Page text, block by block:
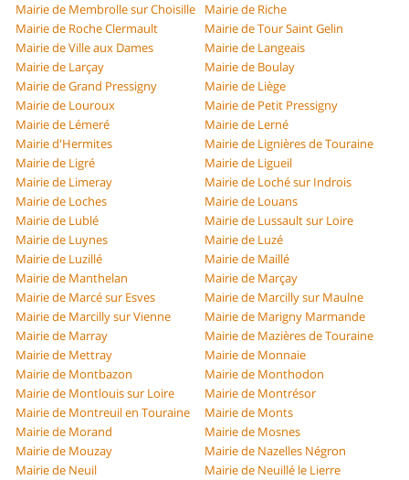
Mairie de Membrolle sur Choisille
Mairie de Riche
Mairie de Roche Clermault
Mairie de Tour Saint Gelin
Mairie de Ville aux Dames
Mairie de Langeais
Mairie de Larçay
Mairie de Boulay
Mairie de Grand Pressigny
Mairie de Liège
Mairie de Louroux
Mairie de Petit Pressigny
Mairie de Lémeré
Mairie de Lerné
Mairie d'Hermites
Mairie de Lignières de Touraine
Mairie de Ligré
Mairie de Ligueil
Mairie de Limeray
Mairie de Loché sur Indrois
Mairie de Loches
Mairie de Louans
Mairie de Lublé
Mairie de Lussault sur Loire
Mairie de Luynes
Mairie de Luzé
Mairie de Luzillé
Mairie de Maillé
Mairie de Manthelan
Mairie de Marçay
Mairie de Marcé sur Esves
Mairie de Marcilly sur Maulne
Mairie de Marcilly sur Vienne
Mairie de Marigny Marmande
Mairie de Marray
Mairie de Mazières de Touraine
Mairie de Mettray
Mairie de Monnaie
Mairie de Montbazon
Mairie de Monthodon
Mairie de Montlouis sur Loire
Mairie de Montrésor
Mairie de Montreuil en Touraine
Mairie de Monts
Mairie de Morand
Mairie de Mosnes
Mairie de Mouzay
Mairie de Nazelles Négron
Mairie de Neuil
Mairie de Neuillé le Lierre